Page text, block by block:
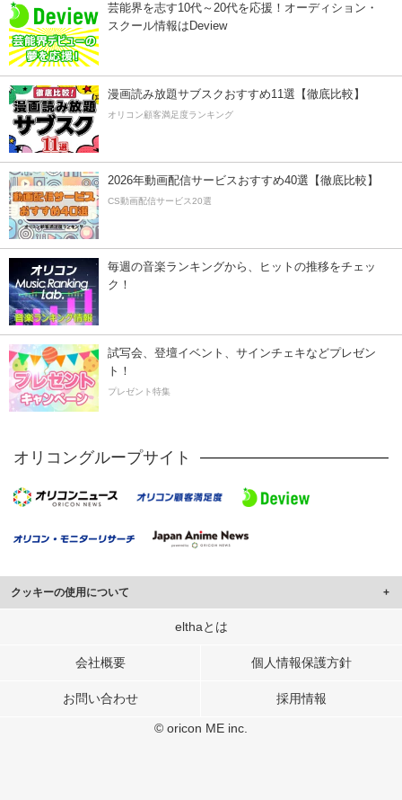
芸能界を志す10代～20代を応援！オーディション・
スクール情報はDeview
漫画読み放題サブスクおすすめ11選【徹底比較】
オリコン顧客満足度ランキング
2026年動画配信サービスおすすめ40選【徹底比較】
CS動画配信サービス20選
毎週の音楽ランキングから、ヒットの推移をチェッ
ク！
試写会、登壇イベント、サインチェキなどプレゼン
ト！
プレゼント特集
オリコングループサイト
クッキーの使用について
このサイトでは Cookie を使用して、ユーザーに合わせたコンテンツや広告の
行っています。
メディアや広告配信、データ解析の各パートナーに提供しています。
elthaとは
会社概要 個人情報保護方針
お問い合わせ 採用情報
© oricon ME inc.